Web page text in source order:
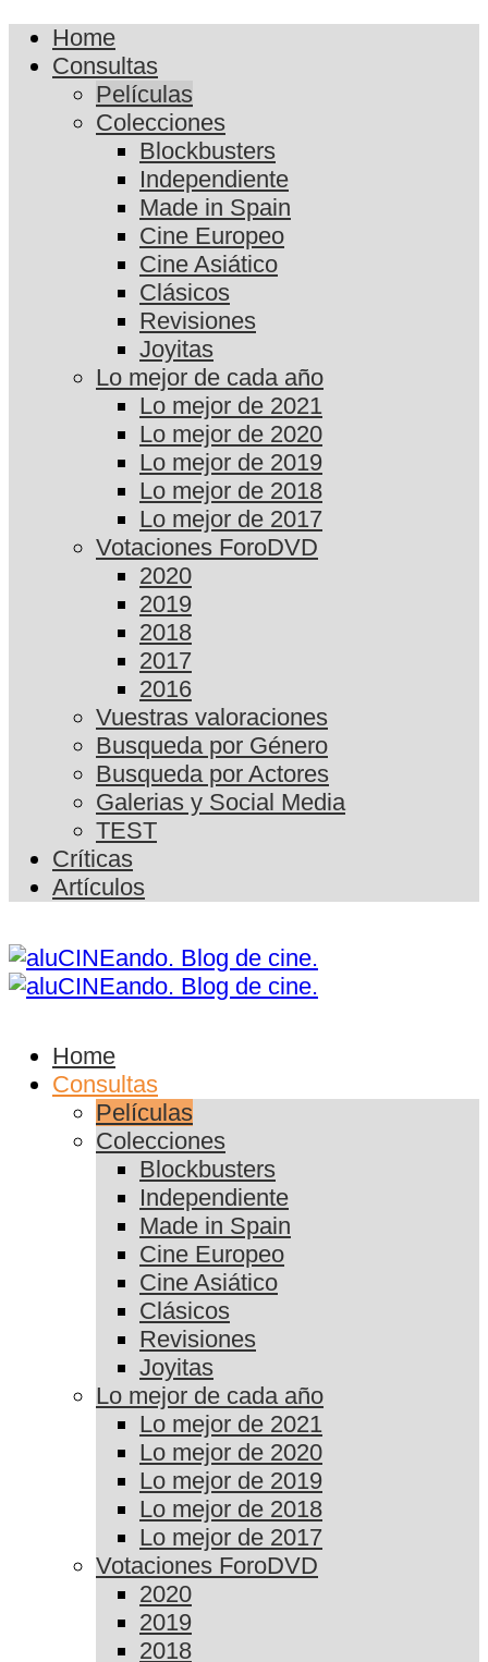
Home
Consultas
Películas
Colecciones
Blockbusters
Independiente
Made in Spain
Cine Europeo
Cine Asiático
Clásicos
Revisiones
Joyitas
Lo mejor de cada año
Lo mejor de 2021
Lo mejor de 2020
Lo mejor de 2019
Lo mejor de 2018
Lo mejor de 2017
Votaciones ForoDVD
2020
2019
2018
2017
2016
Vuestras valoraciones
Busqueda por Género
Busqueda por Actores
Galerias y Social Media
TEST
Críticas
Artículos
Home
Consultas
Películas
Colecciones
Blockbusters
Independiente
Made in Spain
Cine Europeo
Cine Asiático
Clásicos
Revisiones
Joyitas
Lo mejor de cada año
Lo mejor de 2021
Lo mejor de 2020
Lo mejor de 2019
Lo mejor de 2018
Lo mejor de 2017
Votaciones ForoDVD
2020
2019
2018